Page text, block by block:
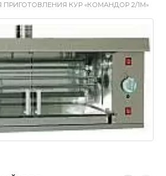
КУР «КОМАНДОР 2/1М»